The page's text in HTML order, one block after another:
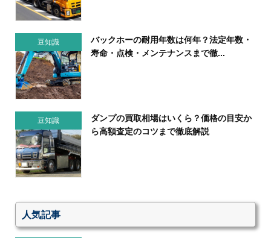
豆知識
バックホーの耐用年数は何年？法定年数・
寿命・点検・メンテナンスまで徹...
豆知識
ダンプの買取相場はいくら？価格の目安か
ら高額査定のコツまで徹底解説
人気記事